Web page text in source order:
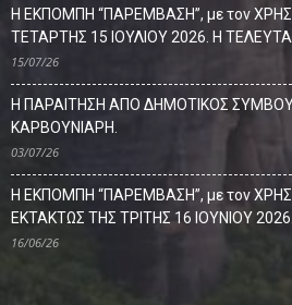
Η ΕΚΠΟΜΠΗ “ΠΑΡΕΜΒΑΣΗ”, με τον
ΤΕΤΑΡΤΗΣ 15 ΙΟΥΛΙΟΥ 2026. Η
15/07/26
Η ΠΑΡΑΙΤΗΣΗ ΑΠΟ ΔΗΜΟΤΙΚΟΣ
ΚΑΡΒΟΥΝΙΑΡΗ.
03/07/26
Η ΕΚΠΟΜΠΗ “ΠΑΡΕΜΒΑΣΗ”, με τον
ΕΚΤΑΚΤΩΣ ΤΗΣ ΤΡΙΤΗΣ 16 ΙΟΥΝΙΟΥ 2026.
16/06/26